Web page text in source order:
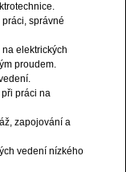
správné
elektrických
proudem.
práci na
zapojování a
vedení nízkého